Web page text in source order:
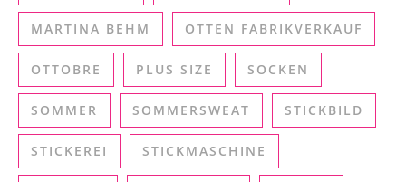
MARTINA BEHM OTTEN FABRIKVERKAUF
OTTOBRE PLUS SIZE SOCKEN
SOMMER SOMMERSWEAT STICKBILD
STICKEREI STICKMASCHINE